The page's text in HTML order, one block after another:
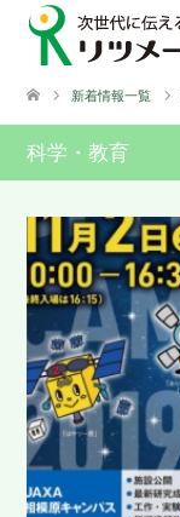
新着情報一覧
科学・教育